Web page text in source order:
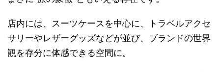
店内には、スーツケースを中心に、トラベルアクセ
サリーやレザーグッズなどが並び、ブランドの世界
観を存分に体感できる空間に。